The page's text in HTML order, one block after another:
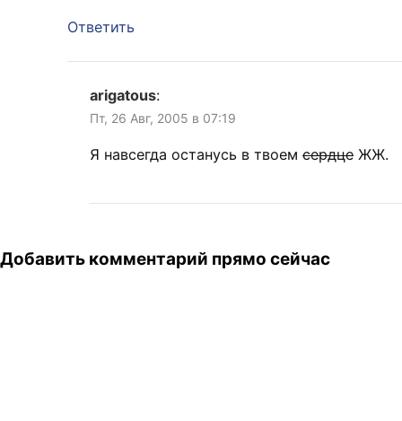
Ответить
arigatous:
Пт, 26 Авг, 2005 в 07:19
Я навсегда останусь в твоем сердце ЖЖ.
Добавить комментарий прямо сейчас